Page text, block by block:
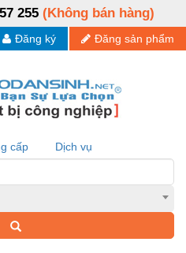
255 (Không bán hàng)
Đăng sản phẩm
Đăng ký
cấp Dịch vụ